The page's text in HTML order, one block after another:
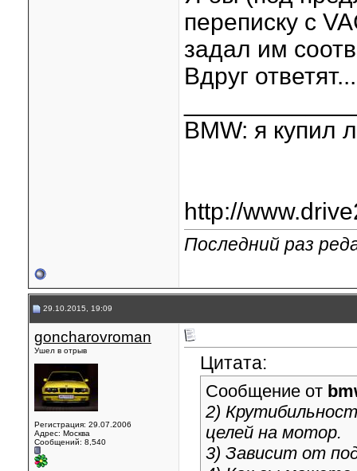
переписку с
задал им
Вдруг ответят...
BMW: я купил
http://
Последний раз
29.10.2015, 19:09
goncharovroman
Ушел в отрыв
Регистрация: 29.07.2006
Адрес: Москва
Сообщений: 8,540
Цитата:
Сообщение от
2)
целей на мотор.
3) Зависит от